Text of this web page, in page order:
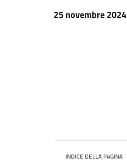
25 novembre 2024
INDICE DELLA PAGINA